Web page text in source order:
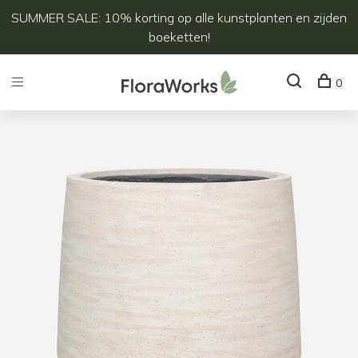
SUMMER SALE: 10% korting op alle kunstplanten en zijden
boeketten!
0